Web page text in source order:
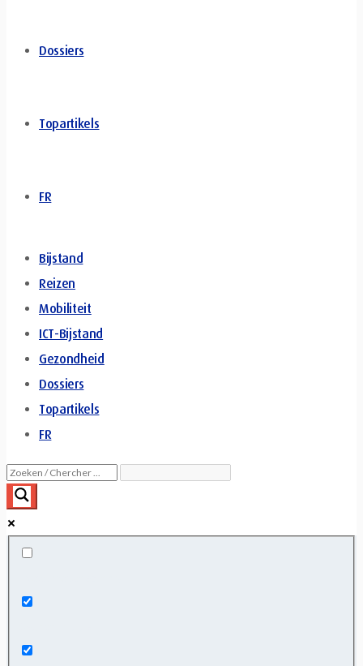
Dossiers
Topartikels
FR
Bijstand
Reizen
Mobiliteit
ICT-Bijstand
Gezondheid
Dossiers
Topartikels
FR